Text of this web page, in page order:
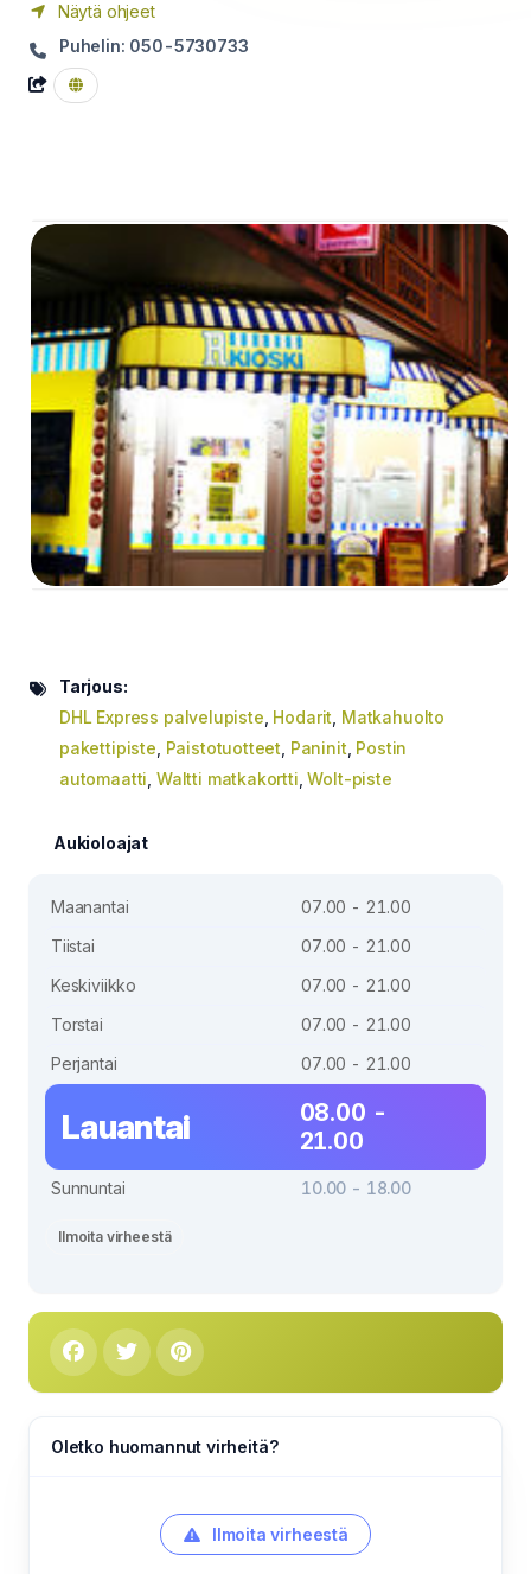
Näytä ohjeet
Puhelin: 050-5730733
Tarjous:
DHL Express palvelupiste Hodarit Matkahuolto
pakettipiste Paistotuotteet Paninit Postin
automaatti Waltti matkakortti ,Wolt-piste
Aukioloajat
Maanantai
07.00 - 21.00
Tiistai
07.00 - 21.00
Keskiviikko
07.00 - 21.00
Torstai
07.00 - 21.00
Perjantai
07.00 - 21.00
Lauantai
08.00 -
21.00
Sunnuntai 10.00 - 18.00
Ilmoita virheestä
Oletko huomannut virheitä?
Ilmoita virheestä